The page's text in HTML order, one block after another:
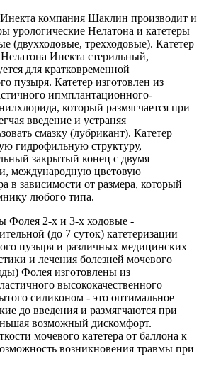
компания Шаклин производит и
урологические Нелатона и катетеры
(двухходовые, трехходовые). Катетер
Инекта стерильный,
для кратковременной
пузыря. Катетер изготовлен из
ипмплантационного-
который размягчается при
введение и устраняя
смазку (лубрикант). Катетер
гидрофильную структуру,
закрытый конец с двумя
международную цветовую
в зависимости от размера, который
любого типа.
Фолея 2-х и 3-х ходовые -
(до 7 суток) катетеризации
пузыря и различных медицинских
и лечения болезней мочевого
Фолея изготовлены из
высококачественного
силиконом - это оптимальное
до введения и размягчаются при
возможный дискомфорт.
мочевого катетера от баллона к
возникновения травмы при